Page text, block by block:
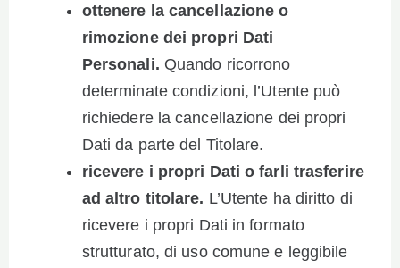
ottenere la cancellazione o
rimozione dei propri Dati
Personali. Quando ricorrono
determinate condizioni, l’Utente può
richiedere la cancellazione dei propri
Dati da parte del Titolare.
ricevere i propri Dati o farli trasferire
ad altro titolare. L’Utente ha diritto di
ricevere i propri Dati in formato
strutturato, di uso comune e leggibile